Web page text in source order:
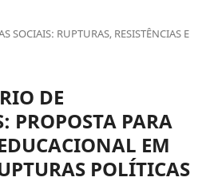
SOCIAIS: RUPTURAS, RESISTÊNCIAS E
DE
PROPOSTA PARA
EM
POLÍTICAS